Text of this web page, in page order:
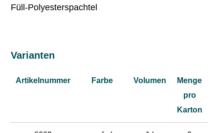
Füll-Polyesterspachtel
Varianten
Artikelnummer Farbe Volumen
Menge
pro
Karton